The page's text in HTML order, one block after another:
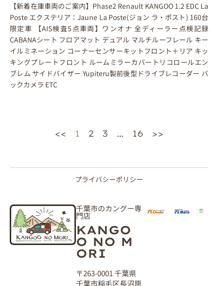
【新着在庫車両のご案内】Phase2 Renault KANGOO 1.2 EDC La
Poste エクステリア：Jaune La Poste(ジョン ラ・ポスト) 160台
限定車 【AIS検査5点車両】ワンオナ 全ディーラー点検記録
CABANAシート フロアマット デュアル マルチルーフレール キー
イルミネーション コーナーセンサーキットフロント＋リア キッ
キングプレートフロント ルームミラーカバートリコロールエン
ブレム サイドバイザー Yupiteru製前後型ドライブレコーダー バ
ックカメラ ETC
<< 1 2 3 … 16 >>
プライバシーポリシー
千葉市のカングー専
門店
KANGO
O NO M
ORI
〒263-0001 千葉県
千葉市稲毛区長沼原